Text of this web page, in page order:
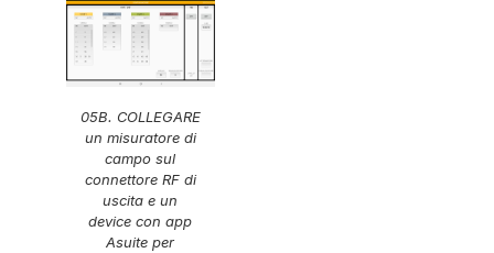
05B. COLLEGARE
un misuratore di
campo sul
connettore RF di
uscita e un
device con app
Asuite per